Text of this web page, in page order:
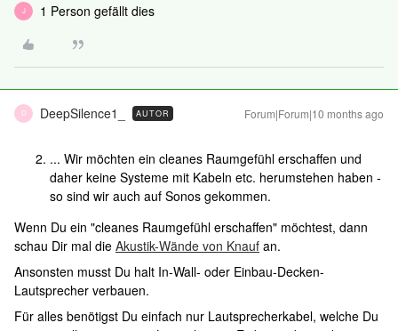
J 1 Person gefällt dies
D DeepSilence1_ AUTOR Forum|Forum|10 months ago
... Wir möchten ein cleanes Raumgefühl erschaffen und
daher keine Systeme mit Kabeln etc. herumstehen haben -
so sind wir auch auf Sonos gekommen.
Wenn Du ein "cleanes Raumgefühl erschaffen" möchtest, dann
schau Dir mal die Akustik-Wände von Knauf an.
Ansonsten musst Du halt In-Wall- oder Einbau-Decken-
Lautsprecher verbauen.
Für alles benötigst Du einfach nur Lautsprecherkabel, welche Du